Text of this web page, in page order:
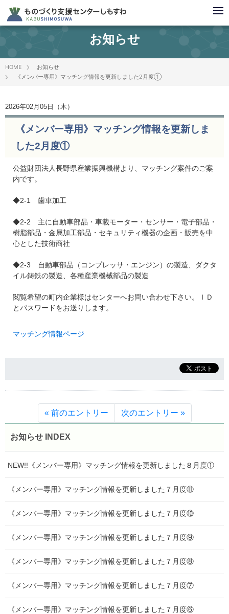
お知らせ
HOME
お知らせ
《メンバー専用》マッチング情報を更新しました2月度①
2026年02月05日（木）
《メンバー専用》マッチング情報を更新しま
した2月度①
公益財団法人長野県産業振興機構より、マッチング案件のご案
内です。
◆2-1 歯車加工
◆2-2 主に自動車部品・車載モーター・センサー・電子部品・
樹脂部品・金属加工部品・セキュリティ機器の企画・販売を中
心とした技術商社
◆2-3 自動車部品（コンプレッサ・エンジン）の製造、ダクタ
イル鋳鉄の製造、各種産業機械部品の製造
閲覧希望の町内企業様はセンターへお問い合わせ下さい。ＩＤ
とパスワードをお送りします。
マッチング情報ページ
« 前のエントリー 次のエントリー »
お知らせ INDEX
NEW!!《メンバー専用》マッチング情報を更新しました８月度①
《メンバー専用》マッチング情報を更新しました７月度⑪
《メンバー専用》マッチング情報を更新しました７月度⑩
《メンバー専用》マッチング情報を更新しました７月度⑨
《メンバー専用》マッチング情報を更新しました７月度⑧
《メンバー専用》マッチング情報を更新しました７月度⑦
《メンバー専用》マッチング情報を更新しました７月度⑥